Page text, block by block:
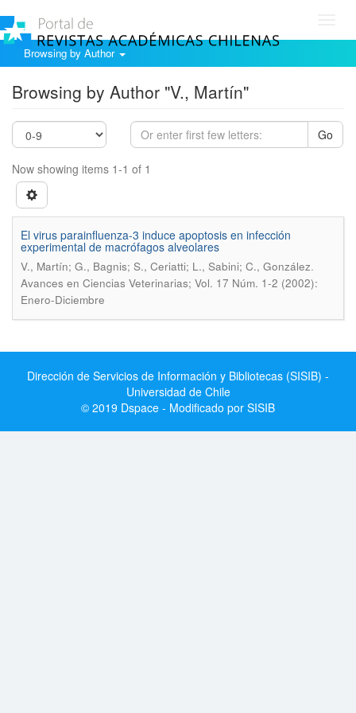
Browsing by Author
Browsing by Author "V., Martín"
Go
Now showing items 1-1 of 1
El virus parainfluenza-3 induce apoptosis en infección
experimental de macrófagos alveolares
V., Martín; G., Bagnis; S., Ceriatti; L., Sabini; C., González.
Avances en Ciencias Veterinarias; Vol. 17 Núm. 1-2 (2002):
Enero-Diciembre
Dirección de Servicios de Información y Bibliotecas (SISIB) -
Universidad de Chile
© 2019 Dspace - Modificado por SISIB